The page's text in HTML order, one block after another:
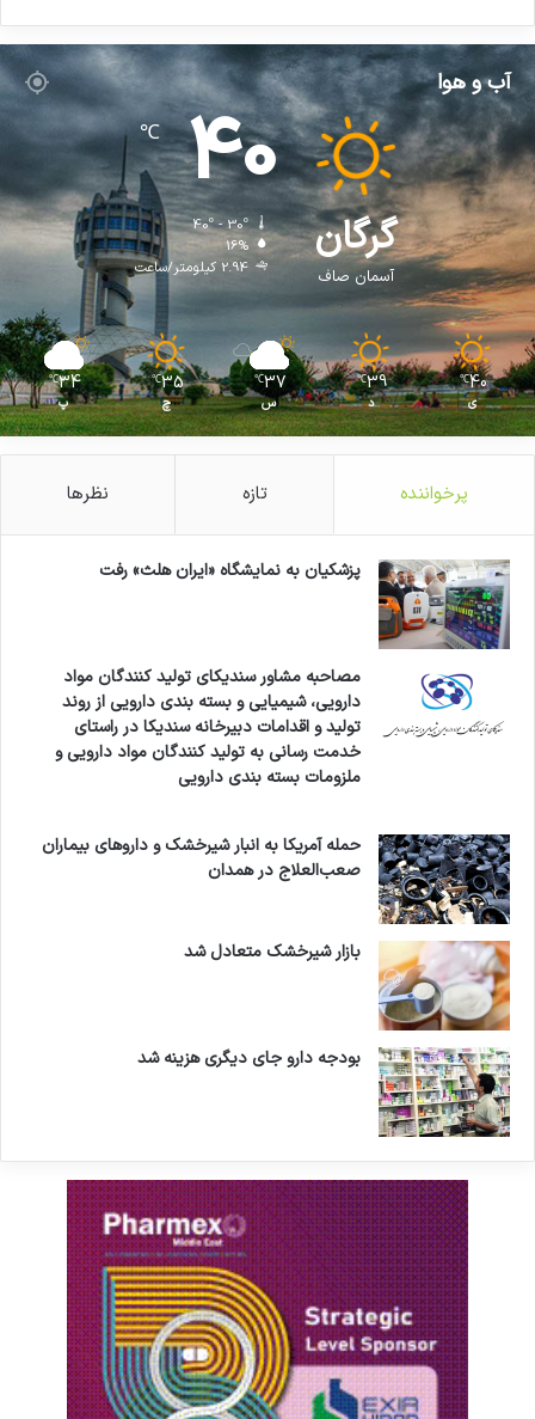
آب و هوا
گرگان
آسمان صاف
40
℃
40º - 30º
16%
2.94 کیلومتر/ساعت
40
℃
ی
39
℃
د
37
℃
س
35
℃
چ
34
℃
پ
پرخواننده تازه نظرها
پزشکیان به نمایشگاه «ایران هلث» رفت
مصاحبه مشاور سندیکای تولید کنندگان مواد
دارویی، شیمیایی و بسته بندی دارویی از روند
تولید و اقدامات دبیرخانه سندیکا در راستای
خدمت رسانی به تولید کنندگان مواد دارویی و
ملزومات بسته بندی دارویی
حمله آمریکا به انبار شیرخشک و داروهای بیماران
صعب‌العلاج در همدان
بازار شیرخشک متعادل شد
بودجه دارو جای دیگری هزینه شد